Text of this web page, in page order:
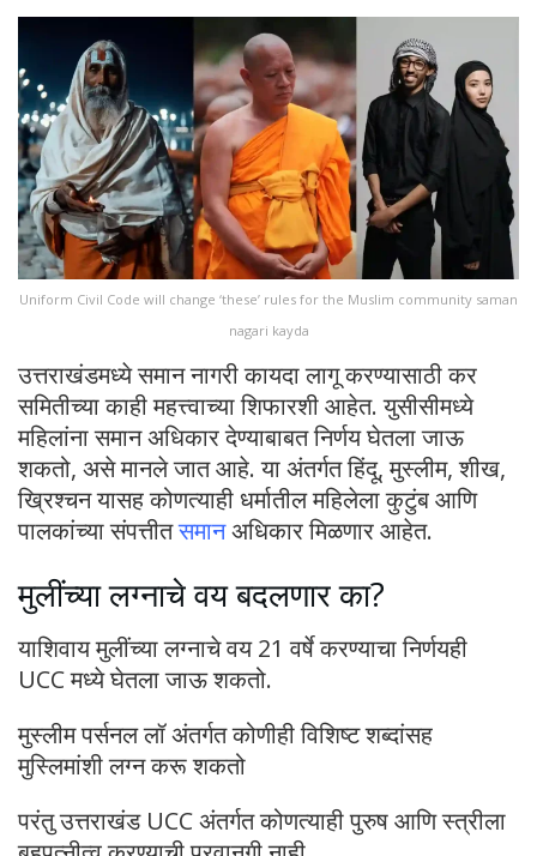
Uniform Civil Code will change ‘these’ rules for the Muslim community saman
nagari kayda
उत्तराखंडमध्ये समान नागरी कायदा लागू करण्यासाठी कर
समितीच्या काही महत्त्वाच्या शिफारशी आहेत. युसीसीमध्ये
महिलांना समान अधिकार देण्याबाबत निर्णय घेतला जाऊ
शकतो, असे मानले जात आहे. या अंतर्गत हिंदू, मुस्लीम, शीख,
ख्रिश्चन यासह कोणत्याही धर्मातील महिलेला कुटुंब आणि
पालकांच्या संपत्तीतसमानअधिकार मिळणार आहेत.
मुलींच्या लग्नाचे वय बदलणार का?
याशिवाय मुलींच्या लग्नाचे वय 21 वर्षे करण्याचा निर्णयही
UCC मध्ये घेतला जाऊ शकतो.
मुस्लीम पर्सनल लॉ अंतर्गत कोणीही विशिष्ट शब्दांसह
मुस्लिमांशी लग्न करू शकतो
परंतु उत्तराखंड UCC अंतर्गत कोणत्याही पुरुष आणि स्त्रीला